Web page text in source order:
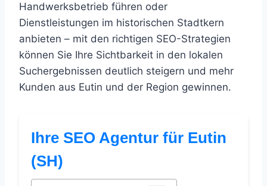
Handwerksbetrieb führen oder
Dienstleistungen im historischen Stadtkern
anbieten – mit den richtigen SEO-Strategien
können Sie Ihre Sichtbarkeit in den lokalen
Suchergebnissen deutlich steigern und mehr
Kunden aus Eutin und der Region gewinnen.
Ihre SEO Agentur für Eutin
(SH)